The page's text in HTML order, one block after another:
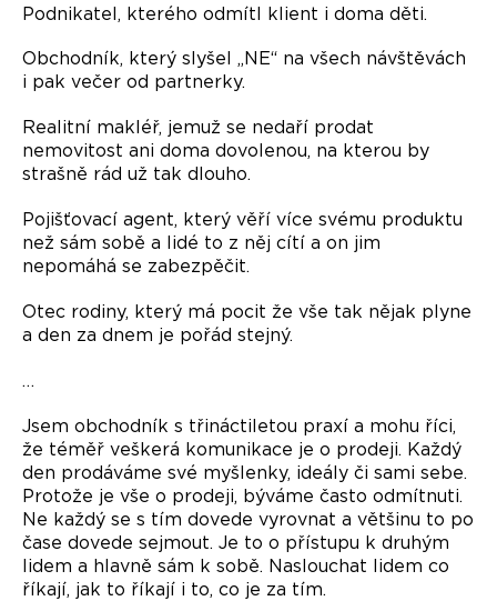
Podnikatel, kterého odmítl klient i doma děti.
Obchodník, který slyšel „NE“ na všech návštěvách
i pak večer od partnerky.
Realitní makléř, jemuž se nedaří prodat
nemovitost ani doma dovolenou, na kterou by
strašně rád už tak dlouho.
Pojišťovací agent, který věří více svému produktu
než sám sobě a lidé to z něj cítí a on jim
nepomáhá se zabezpěčit.
Otec rodiny, který má pocit že vše tak nějak plyne
a den za dnem je pořád stejný.
…
Jsem obchodník s třináctiletou praxí a mohu říci,
že téměř veškerá komunikace je o prodeji. Každý
den prodáváme své myšlenky, ideály či sami sebe.
Protože je vše o prodeji, býváme často odmítnuti.
Ne každý se s tím dovede vyrovnat a většinu to po
čase dovede sejmout. Je to o přístupu k druhým
lidem a hlavně sám k sobě. Naslouchat lidem co
říkají, jak to říkají i to, co je za tím.